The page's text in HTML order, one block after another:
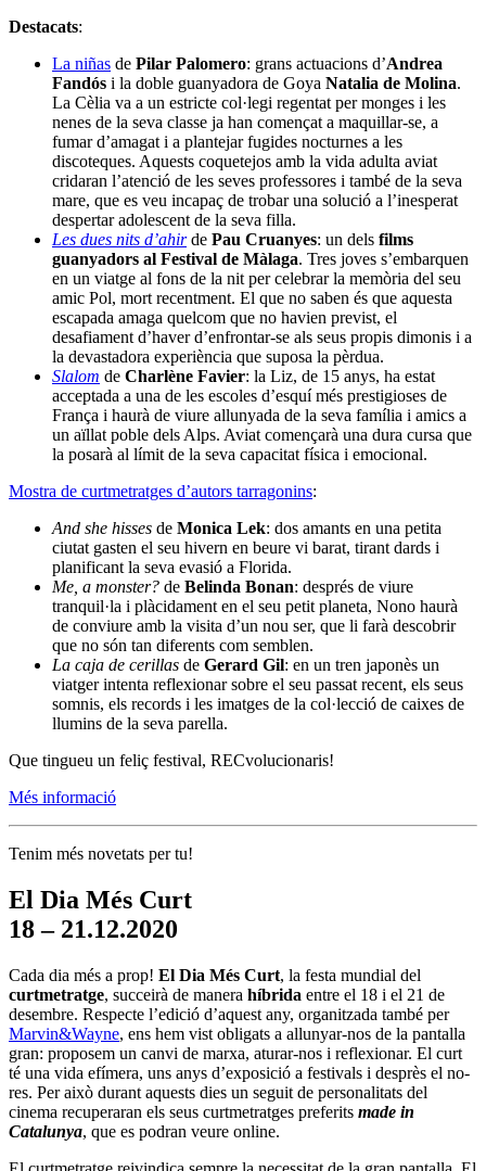
Destacats:
La niñas de Pilar Palomero: grans actuacions d’Andrea
Fandós i la doble guanyadora de Goya Natalia de Molina.
La Cèlia va a un estricte col·legi regentat per monges i les
nenes de la seva classe ja han començat a maquillar-se, a
fumar d’amagat i a plantejar fugides nocturnes a les
discoteques. Aquests coquetejos amb la vida adulta aviat
cridaran l’atenció de les seves professores i també de la seva
mare, que es veu incapaç de trobar una solució a l’inesperat
despertar adolescent de la seva filla.
Les dues nits d’ahirde Pau Cruanyes: un dels films
guanyadors al Festival de Màlaga. Tres joves s’embarquen
en un viatge al fons de la nit per celebrar la memòria del seu
amic Pol, mort recentment. El que no saben és que aquesta
escapada amaga quelcom que no havien previst, el
desafiament d’haver d’enfrontar-se als seus propis dimonis i a
la devastadora experiència que suposa la pèrdua.
Slalom de Charlène Favier: la Liz, de 15 anys, ha estat
acceptada a una de les escoles d’esquí més prestigioses de
França i haurà de viure allunyada de la seva família i amics a
un aïllat poble dels Alps. Aviat començarà una dura cursa que
la posarà al límit de la seva capacitat física i emocional.
Mostra de curtmetratges d’autors tarragonins:
And she hisses de Monica Lek: dos amants en una petita
ciutat gasten el seu hivern en beure vi barat, tirant dards i
planificant la seva evasió a Florida.
Me, a monster? de Belinda Bonan: després de viure
tranquil·la i plàcidament en el seu petit planeta, Nono haurà
de conviure amb la visita d’un nou ser, que li farà descobrir
que no són tan diferents com semblen.
La caja de cerillas de Gerard Gil: en un tren japonès un
viatger intenta reflexionar sobre el seu passat recent, els seus
somnis, els records i les imatges de la col·lecció de caixes de
llumins de la seva parella.
Que tingueu un feliç festival, RECvolucionaris!
Més informació
Tenim més novetats per tu!
El Dia Més Curt
18 – 21.12.2020
Cada dia més a prop! El Dia Més Curt, la festa mundial del
curtmetratge, succeirà de manera híbrida entre el 18 i el 21 de
desembre. Respecte l’edició d’aquest any, organitzada també per
Marvin&Wayne, ens hem vist obligats a allunyar-nos de la pantalla
gran: proposem un canvi de marxa, aturar-nos i reflexionar. El curt
té una vida efímera, uns anys d’exposició a festivals i desprès el no-
res. Per això durant aquests dies un seguit de personalitats del
cinema recuperaran els seus curtmetratges preferits made in
Catalunya, que es podran veure online.